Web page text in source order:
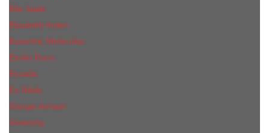
Elie Saab
Elizabeth Arden
Escentric Molecules
Emilio Pucci
Escada
Ex Nihilo
Giorgio Armani
Givenchy